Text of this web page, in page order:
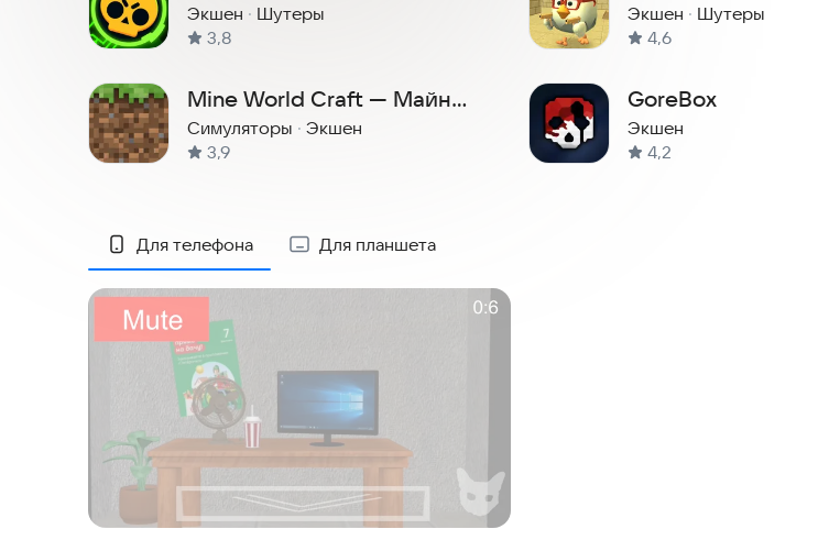
приватный сервер Brawl
Stars
Экшен · Шутеры
3,8
Mine World Craft — Майн
Ворлд Крафт
Симуляторы · Экшен
3,9
Экшен · Шутеры
4,6
GoreBox
Экшен
4,2
Для телефона Для планшета